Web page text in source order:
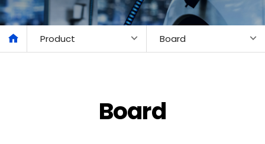
Product Board
Board